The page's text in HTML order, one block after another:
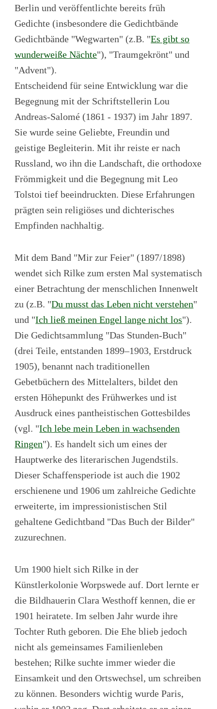
Berlin und veröffentlichte bereits früh
Gedichte (insbesondere die Gedichtbände
Gedichtbände "Wegwarten" (z.B. "Es gibt so
wunderweiße Nächte"), "Traumgekrönt" und
"Advent").
Entscheidend für seine Entwicklung war die
Begegnung mit der Schriftstellerin Lou
Andreas-Salomé (1861 - 1937) im Jahr 1897.
Sie wurde seine Geliebte, Freundin und
geistige Begleiterin. Mit ihr reiste er nach
Russland, wo ihn die Landschaft, die orthodoxe
Frömmigkeit und die Begegnung mit Leo
Tolstoi tief beeindruckten. Diese Erfahrungen
prägten sein religiöses und dichterisches
Empfinden nachhaltig.
Mit dem Band "Mir zur Feier" (1897/1898)
wendet sich Rilke zum ersten Mal systematisch
einer Betrachtung der menschlichen Innenwelt
zu (z.B. "Du musst das Leben nicht verstehen"
und "Ich ließ meinen Engel lange nicht los").
Die Gedichtsammlung "Das Stunden-Buch"
(drei Teile, entstanden 1899–1903, Erstdruck
1905), benannt nach traditionellen
Gebetbüchern des Mittelalters, bildet den
ersten Höhepunkt des Frühwerkes und ist
Ausdruck eines pantheistischen Gottesbildes
(vgl. "Ich lebe mein Leben in wachsenden
Ringen"). Es handelt sich um eines der
Hauptwerke des literarischen Jugendstils.
Dieser Schaffensperiode ist auch die 1902
erschienene und 1906 um zahlreiche Gedichte
erweiterte, im impressionistischen Stil
gehaltene Gedichtband "Das Buch der Bilder"
zuzurechnen.
Um 1900 hielt sich Rilke in der
Künstlerkolonie Worpswede auf. Dort lernte er
die Bildhauerin Clara Westhoff kennen, die er
1901 heiratete. Im selben Jahr wurde ihre
Tochter Ruth geboren. Die Ehe blieb jedoch
nicht als gemeinsames Familienleben
bestehen; Rilke suchte immer wieder die
Einsamkeit und den Ortswechsel, um schreiben
zu können. Besonders wichtig wurde Paris,